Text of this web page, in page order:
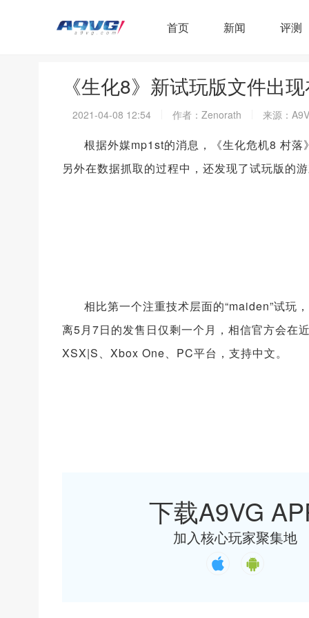
首页 新闻 评测
《生化8》新试玩版文件出
2021-04-08 12:54 作者：Zenorath 来源：
根据外媒mp1st的消息，《生化危机8 村
另外在数据抓取的过程中，还发现了试玩版的
相比第一个注重技术层面的“maiden”试玩
离5月7日的发售日仅剩一个月，相信官方会在
XSX|S、Xbox One、PC平台，支持中文。
下载A9VG
加入核心玩家聚集地